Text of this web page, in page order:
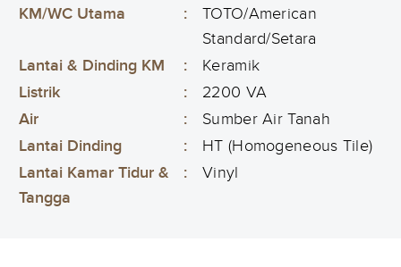
KM/WC Utama
:
TOTO/American
Standard/Setara
Lantai & Dinding KM
:
Keramik
Listrik
:
2200 VA
Air
:
Sumber Air Tanah
Lantai Dinding
:
HT (Homogeneous Tile)
Lantai Kamar Tidur &
Tangga
: Vinyl